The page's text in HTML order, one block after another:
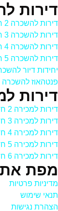
דירות
דירות להשכרה 2 חדרים
דירות להשכרה 3 חדרים
דירות להשכרה 4 חדרים
דירות להשכרה 5 חדרים
יחידות דיור
פנטהאוז להשכרה
דירות
דירות למכירה 2 חדרים
דירות למכירה 3 חדרים
דירות למכירה 4 חדרים
דירות למכירה 5 חדרים
דירות למכירה 6 חדרים
מפת
מדיניות פרטיות
תנאי שימוש
הצהרת נגישות